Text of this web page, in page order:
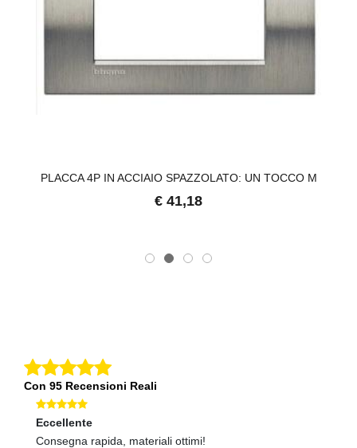
PLACCA 4P IN ACCIAIO SPAZZOLATO: UN TOCCO M
€ 41,18
Con 95 Recensioni Reali
Eccellente
Consegna rapida, materiali ottimi!